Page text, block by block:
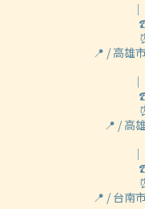
📍 / 高雄
📍 / 高
📍 / 台南